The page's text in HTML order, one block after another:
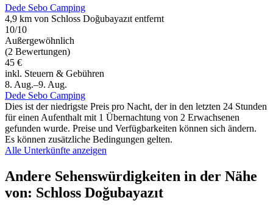
Dede Sebo Camping
4,9 km von Schloss Doğubayazıt entfernt
10/10
Außergewöhnlich
(2 Bewertungen)
45 €
inkl. Steuern & Gebühren
8. Aug.–9. Aug.
Dede Sebo Camping
Dies ist der niedrigste Preis pro Nacht, der in den letzten 24 Stunden
für einen Aufenthalt mit 1 Übernachtung von 2 Erwachsenen
gefunden wurde. Preise und Verfügbarkeiten können sich ändern.
Es können zusätzliche Bedingungen gelten.
Alle Unterkünfte anzeigen
Andere Sehenswürdigkeiten in der Nähe
von: Schloss Doğubayazıt